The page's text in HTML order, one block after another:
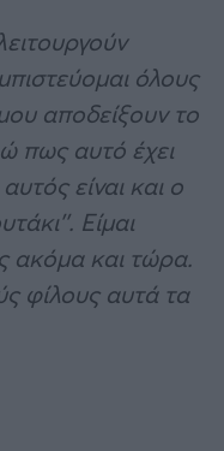
όλους
αποδείξουν το
πως αυτό έχει
είναι και ο
Είμαι
ακόμα και τώρα.
φίλους αυτά τα